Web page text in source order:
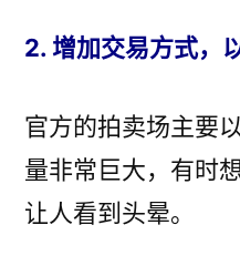
2. 增加交易方式，
官方的拍卖场主要
量非常巨大，有时
让人看到头晕。